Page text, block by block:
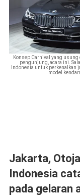
Konsep Carnival yang
pengunjung, acara ini.
Indonesia untuk perkenalkan
model
Jakarta,
Indonesia
pada gelaran